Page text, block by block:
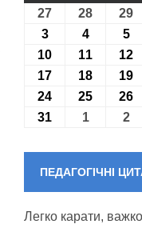
27 27.07.2026
28 29
303.08.2026
4 5
10 10.08.2026
11 12
17 17.08.2026
18 19
24 24.08.2026
25 26
31 31.08.2026
1 2
ПЕДАГОГІЧНІ
Легко карати,